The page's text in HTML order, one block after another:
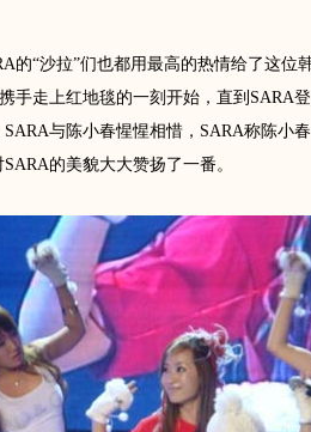
“沙拉”们也都用最高的热情给了这位
手走上红地毯的一刻开始，直到SARA
与陈小春惺惺相惜，SARA称陈小
的美貌大大赞扬了一番。